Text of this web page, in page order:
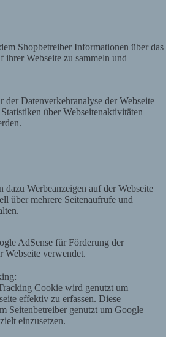
Shopbetreiber Informationen über das
ihrer Webseite zu sammeln und
Datenverkehranalyse der Webseite
über Webseitenaktivitäten
Werbeanzeigen auf der Webseite
über mehrere Seitenaufrufe und
AdSense für Förderung der
Webseite verwendet.
Cookie wird genutzt um
effektiv zu erfassen. Diese
Seitenbetreiber genutzt um Google
einzusetzen.